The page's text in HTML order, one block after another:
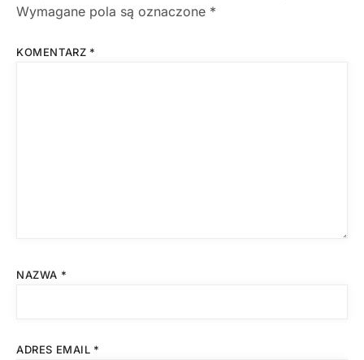
Wymagane pola są oznaczone *
KOMENTARZ *
NAZWA *
ADRES EMAIL *